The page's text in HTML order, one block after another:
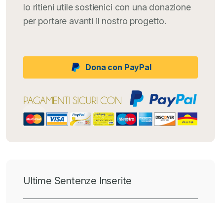
lo ritieni utile sostienici con una donazione
per portare avanti il nostro progetto.
Dona con PayPal
Ultime Sentenze Inserite